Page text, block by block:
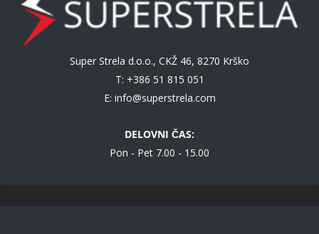
Super Strela d.o.o., CKŽ 46, 8270 Krško
T: +386 51 815 051
E: info@superstrela.com
DELOVNI ČAS:
Pon - Pet 7.00 - 15.00